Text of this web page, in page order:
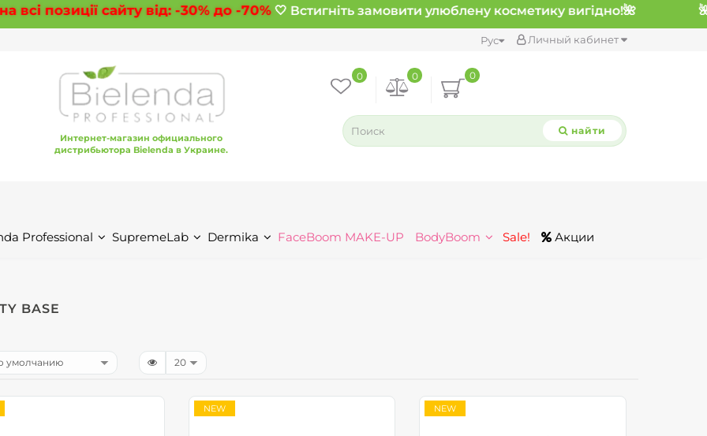
позиції сайту від:-30%до-70%🤍 Встигніть замовити улюблену косметику вигідно!🌺
Личный кабинет
Рус
Интернет-магазин официального
дистрибьютора Bielenda в Украине.
0
0
0
найти
Professional SupremeLab Dermika FaceBoom MAKE-UP BodyBoom Sale! Акции
BASE
NEW NEW